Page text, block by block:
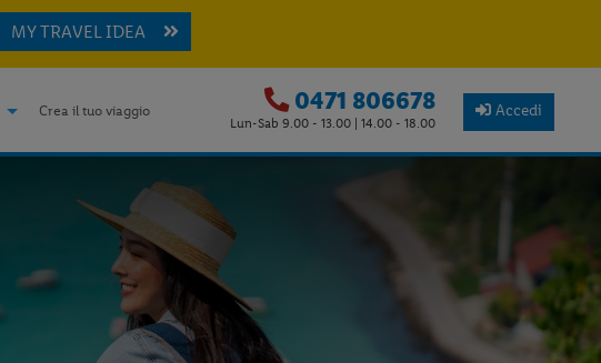
MY TRAVEL IDEA
Crea il tuo viaggio 0471 806678
Lun-Sab 9.00 - 13.00 | 14.00 - 18.00
Accedi